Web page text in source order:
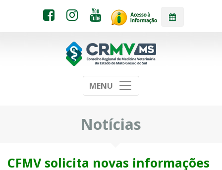
MENU
Notícias
CFMV solicita novas informações